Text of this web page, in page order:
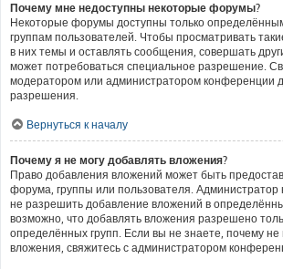
Почему мне недоступны некоторые форумы?
Некоторые форумы доступны только
группам пользователей. Чтобы просматривать
в них темы и оставлять сообщения, совершать
может потребоваться специальное разрешение.
модератором или администратором конференции
разрешения.
Вернуться к началу
Почему я не могу добавлять вложения?
Право добавления вложений может быть
форума, группы или пользователя.
не разрешить добавление вложений в
возможно, что добавлять вложения разрешено
определённых групп. Если вы не знаете, почему
вложения, свяжитесь с администратором